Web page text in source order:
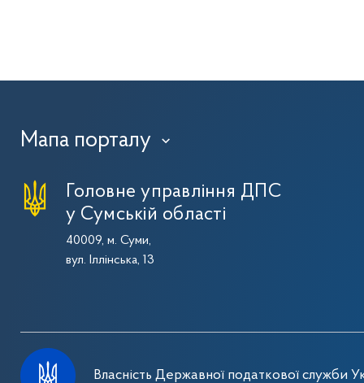
Мапа порталу ›
Головне управління ДПС
у Сумській області
40009, м. Суми,
вул. Іллінська, 13
Власність Державної податкової служби